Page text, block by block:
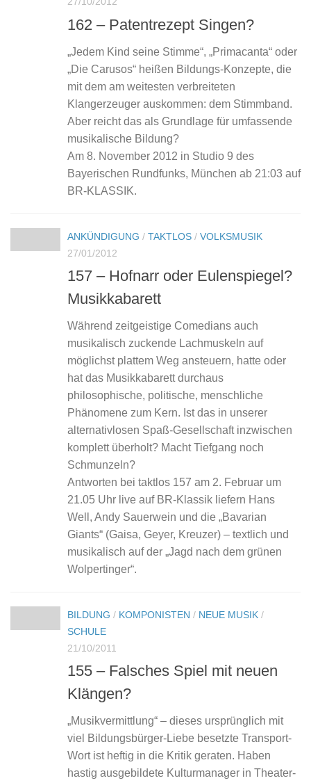
162 – Patentrezept Singen?
„Jedem Kind seine Stimme“, „Primacanta“ oder
„Die Carusos“ heißen Bildungs-Konzepte, die
mit dem am weitesten verbreiteten
Klangerzeuger auskommen: dem Stimmband.
Aber reicht das als Grundlage für umfassende
musikalische Bildung?
Am 8. November 2012 in Studio 9 des
Bayerischen Rundfunks, München ab 21:03 auf
BR-KLASSIK.
ANKÜNDIGUNG / TAKTLOS / VOLKSMUSIK
27/01/2012
157 – Hofnarr oder Eulenspiegel?
Musikkabarett
Während zeitgeistige Comedians auch
musikalisch zuckende Lachmuskeln auf
möglichst plattem Weg ansteuern, hatte oder
hat das Musikkabarett durchaus
philosophische, politische, menschliche
Phänomene zum Kern. Ist das in unserer
alternativlosen Spaß-Gesellschaft inzwischen
komplett überholt? Macht Tiefgang noch
Schmunzeln?
Antworten bei taktlos 157 am 2. Februar um
21.05 Uhr live auf BR-Klassik liefern Hans
Well, Andy Sauerwein und die „Bavarian
Giants“ (Gaisa, Geyer, Kreuzer) – textlich und
musikalisch auf der „Jagd nach dem grünen
Wolpertinger“.
BILDUNG / KOMPONISTEN / NEUE MUSIK /
SCHULE
21/10/2011
155 – Falsches Spiel mit neuen
Klängen?
„Musikvermittlung“ – dieses ursprünglich mit
viel Bildungsbürger-Liebe besetzte Transport-
Wort ist heftig in die Kritik geraten. Haben
hastig ausgebildete Kulturmanager in Theater-